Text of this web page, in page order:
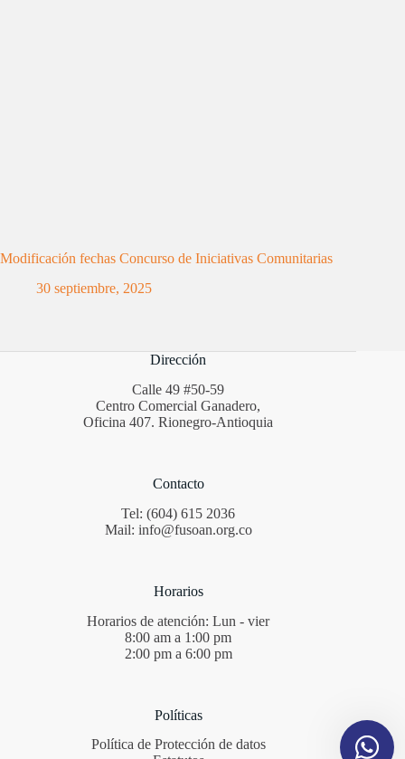
Modificación fechas Concurso de Iniciativas Comunitarias
30 septiembre, 2025
Dirección
Calle 49 #50-59
Centro Comercial Ganadero,
Oficina 407. Rionegro-Antioquia
Contacto
Tel: (604) 615 2036
Mail: info@fusoan.org.co
Horarios
Horarios de atención: Lun - vier
8:00 am a 1:00 pm
2:00 pm a 6:00 pm
Políticas
Política de Protección de datos